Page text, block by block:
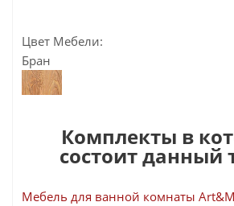
Цвет Мебели:
Бран
Комплекты в
состоит данный
Мебель для ванной комнаты